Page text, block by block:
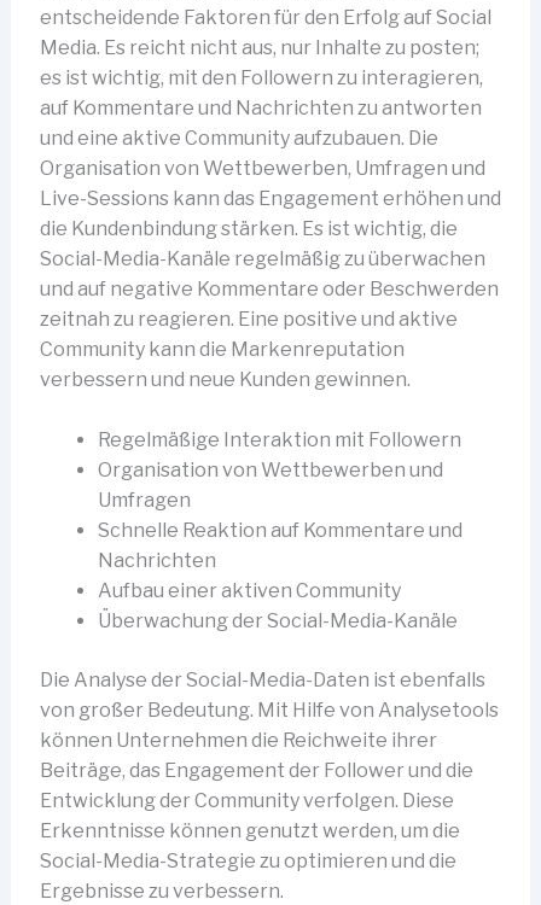
entscheidende Faktoren für den Erfolg auf Social
Media. Es reicht nicht aus, nur Inhalte zu posten;
es ist wichtig, mit den Followern zu interagieren,
auf Kommentare und Nachrichten zu antworten
und eine aktive Community aufzubauen. Die
Organisation von Wettbewerben, Umfragen und
Live-Sessions kann das Engagement erhöhen und
die Kundenbindung stärken. Es ist wichtig, die
Social-Media-Kanäle regelmäßig zu überwachen
und auf negative Kommentare oder Beschwerden
zeitnah zu reagieren. Eine positive und aktive
Community kann die Markenreputation
verbessern und neue Kunden gewinnen.
Regelmäßige Interaktion mit Followern
Organisation von Wettbewerben und
Umfragen
Schnelle Reaktion auf Kommentare und
Nachrichten
Aufbau einer aktiven Community
Überwachung der Social-Media-Kanäle
Die Analyse der Social-Media-Daten ist ebenfalls
von großer Bedeutung. Mit Hilfe von Analysetools
können Unternehmen die Reichweite ihrer
Beiträge, das Engagement der Follower und die
Entwicklung der Community verfolgen. Diese
Erkenntnisse können genutzt werden, um die
Social-Media-Strategie zu optimieren und die
Ergebnisse zu verbessern.